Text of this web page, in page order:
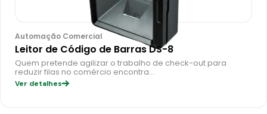
Automação Comercial
Leitor de Código de Barras DS-8
Quem pretende agilizar o trabalho de check-out para
reduzir filas no comércio encontra…
Ver detalhes